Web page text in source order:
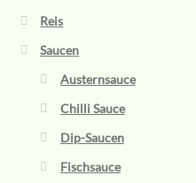
Reis
Saucen
Austernsauce
Chilli Sauce
Dip-Saucen
Fischsauce